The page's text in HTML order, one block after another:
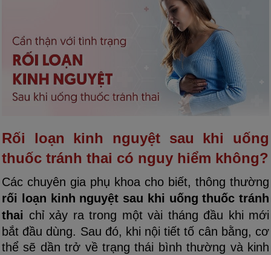
Rối loạn kinh nguyệt sau khi uống
thuốc tránh thai có nguy hiểm không?
Các chuyên gia phụ khoa cho biết, thông thường
rối loạn kinh nguyệt sau khi uống thuốc tránh
thai chỉ xảy ra trong một vài tháng đầu khi mới
bắt đầu dùng. Sau đó, khi nội tiết tố cân bằng, cơ
thể sẽ dần trở về trạng thái bình thường và kinh